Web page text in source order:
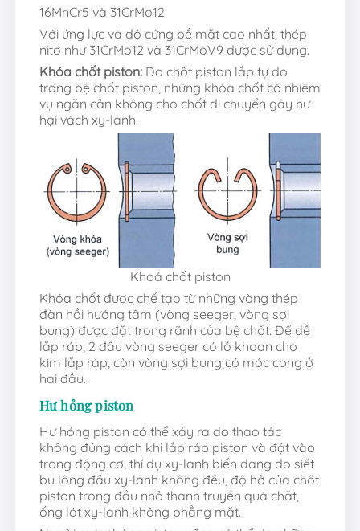
16MnCr5 và 31CrMo12.
Với ứng lực và độ cứng bề mặt cao nhất, thép
nitơ như 31CrMo12 và 31CrMoV9 được sử dụng.
Khóa chốt piston:Do chốt piston lắp tự do
trong bệ chốt piston, những khóa chốt có nhiệm
vụ ngăn cản không cho chốt di chuyển gây hư
hại vách xy-lanh.
Khoá chốt piston
Khóa chốt được chế tạo từ những vòng thép
đàn hồi hướng tâm (vòng seeger, vòng sợi
bung) được đặt trong rãnh của bệ chốt. Để dễ
lắp ráp, 2 đầu vòng seeger có lỗ khoan cho
kìm lắp ráp, còn vòng sợi bung có móc cong ở
hai đầu.
Hư hỏng piston
Hư hỏng piston có thể xảy ra do thao tác
không đúng cách khi lắp ráp piston và đặt vào
trong động cơ, thí dụ xy-lanh biến dạng do siết
bu lông đầu xy-lanh không đều, độ hở của chốt
piston trong đầu nhỏ thanh truyền quá chặt,
ống lót xy-lanh không phẳng mặt.